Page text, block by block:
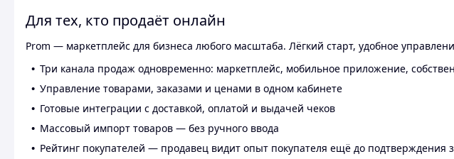
Для тех, кто продаёт онлайн
Prom — маркетплейс для бизнеса любого масштаба. Лёгкий старт, удобное
Три канала продаж одновременно: маркетплейс, мобильное приложение,
Управление товарами, заказами и ценами в одном кабинете
Готовые интеграции с доставкой, оплатой и выдачей чеков
Массовый импорт товаров — без ручного ввода
Рейтинг покупателей — продавец видит опыт покупателя ещё до подтверждения